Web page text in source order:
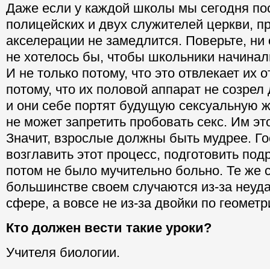
Даже если у каждой школы мы сегодня
полицейских и двух служителей церкви,
акселерации не замедлится. Поверьте, ни
не хотелось бы, чтобы школьники
И не только потому, что это отвлекает их
потому, что их половой аппарат не
и они себе портят будущую сексуальную
не может запретить пробовать секс. Им
Значит, взрослые должны быть мудрее.
возглавить этот процесс, подготовить
потом не было мучительно больно. Те же
большинстве своем случаются из-за
сфере, а вовсе не из-за двойки по
Кто должен вести такие уроки?
Учителя биологии.